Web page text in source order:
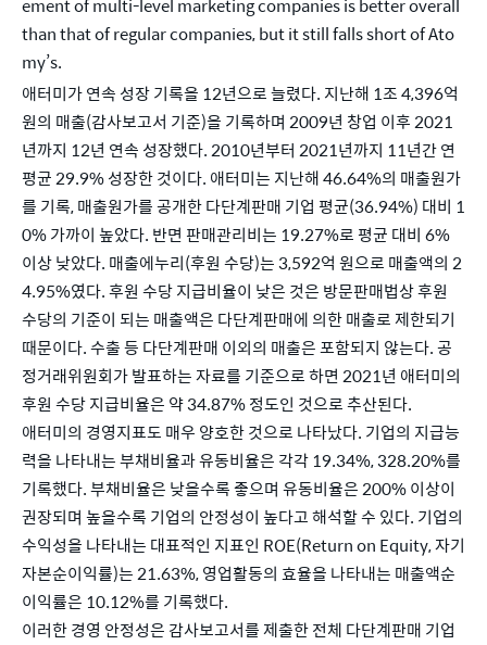
than that of regular companies, but it still falls short of Ato
my’s.
애터미가 연속 성장 기록을 12년으로 늘렸다. 지난해 1조 4,396억
원의 매출(감사보고서 기준)을 기록하며 2009년 창업 이후 2021
년까지 12년 연속 성장했다. 2010년부터 2021년까지 11년간 연
평균 29.9% 성장한 것이다. 애터미는 지난해 46.64%의 매출원가
를 기록, 매출원가를 공개한 다단계판매 기업 평균(36.94%) 대비 1
0% 가까이 높았다. 반면 판매관리비는 19.27%로 평균 대비 6%
이상 낮았다. 매출에누리(후원 수당)는 3,592억 원으로 매출액의 2
4.95%였다. 후원 수당 지급비율이 낮은 것은 방문판매법상 후원
수당의 기준이 되는 매출액은 다단계판매에 의한 매출로 제한되기
때문이다. 수출 등 다단계판매 이외의 매출은 포함되지 않는다. 공
정거래위원회가 발표하는 자료를 기준으로 하면 2021년 애터미의
후원 수당 지급비율은 약 34.87% 정도인 것으로 추산된다.
애터미의 경영지표도 매우 양호한 것으로 나타났다. 기업의 지급능
력을 나타내는 부채비율과 유동비율은 각각 19.34%, 328.20%를
기록했다. 부채비율은 낮을수록 좋으며 유동비율은 200% 이상이
권장되며 높을수록 기업의 안정성이 높다고 해석할 수 있다. 기업의
수익성을 나타내는 대표적인 지표인 ROE(Return on Equity, 자기
자본순이익률)는 21.63%, 영업활동의 효율을 나타내는 매출액순
이익률은 10.12%를 기록했다.
이러한 경영 안정성은 감사보고서를 제출한 전체 다단계판매 기업